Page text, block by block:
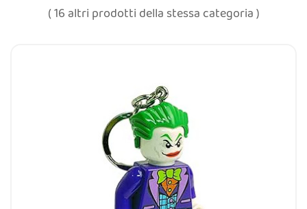
( 16 altri prodotti della stessa categoria )